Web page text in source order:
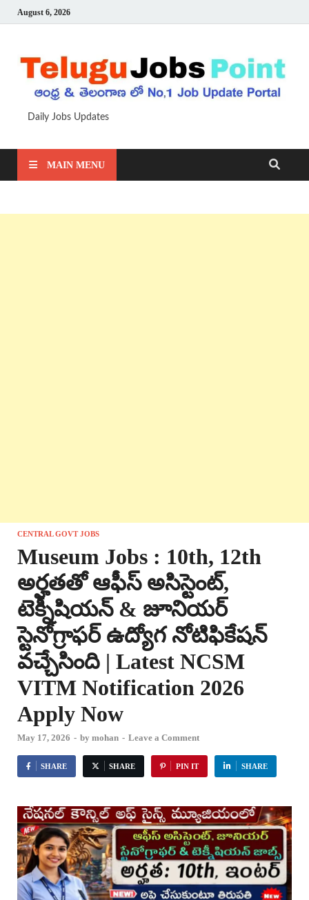
August 6, 2026
Daily Jobs Updates
MAIN MENU
CENTRAL GOVT JOBS
Museum Jobs : 10th, 12th
అర్హతతో ఆఫీస్ అసిస్టెంట్,
టెక్నీషియన్ & జూనియర్
స్టెనోగ్రాఫర్ ఉద్యోగ నోటిఫికేషన్
వచ్చేసింది | Latest NCSM
VITM Notification 2026
Apply Now
May 17, 2026 - by mohan - Leave a Comment
SHARE SHARE PIN IT SHARE